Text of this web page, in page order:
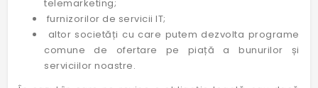
telemarketing;
furnizorilor de servicii IT;
altor societăți cu care putem dezvolta programe
comune de ofertare pe piață a bunurilor și
serviciilor noastre.